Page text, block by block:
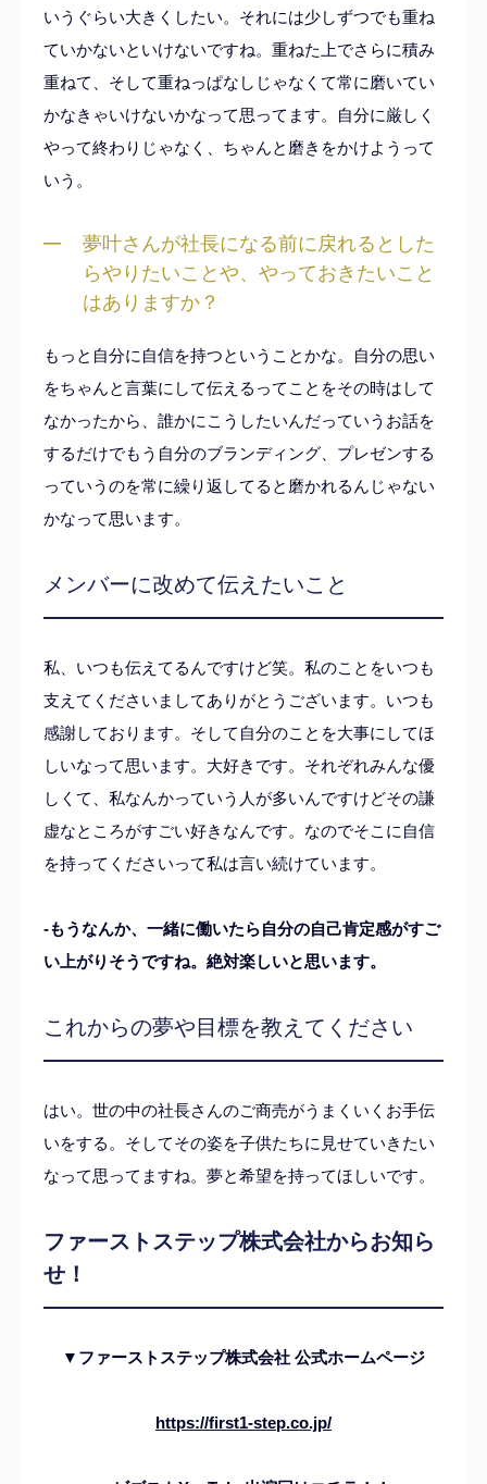
いうぐらい大きくしたい。それには少しずつでも重ね
ていかないといけないですね。重ねた上でさらに積み
重ねて、そして重ねっぱなしじゃなくて常に磨いてい
かなきゃいけないかなって思ってます。自分に厳しく
やって終わりじゃなく、ちゃんと磨きをかけようって
いう。
夢叶さんが社長になる前に戻れるとした
らやりたいことや、やっておきたいこと
はありますか？
もっと自分に自信を持つということかな。自分の思い
をちゃんと言葉にして伝えるってことをその時はして
なかったから、誰かにこうしたいんだっていうお話を
するだけでもう自分のブランディング、プレゼンする
っていうのを常に繰り返してると磨かれるんじゃない
かなって思います。
メンバーに改めて伝えたいこと
私、いつも伝えてるんですけど笑。私のことをいつも
支えてくださいましてありがとうございます。いつも
感謝しております。そして自分のことを大事にしてほ
しいなって思います。大好きです。それぞれみんな優
しくて、私なんかっていう人が多いんですけどその謙
虚なところがすごい好きなんです。なのでそこに自信
を持ってくださいって私は言い続けています。
-もうなんか、一緒に働いたら自分の自己肯定感がすご
い上がりそうですね。絶対楽しいと思います。
これからの夢や目標を教えてください
はい。世の中の社長さんのご商売がうまくいくお手伝
いをする。そしてその姿を子供たちに見せていきたい
なって思ってますね。夢と希望を持ってほしいです。
ファーストステップ株式会社からお知ら
せ！
▼ファーストステップ株式会社 公式ホームページ
https://first1-step.co.jp/